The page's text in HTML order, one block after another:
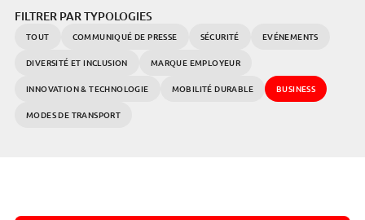
FILTRER PAR TYPOLOGIES
TOUT COMMUNIQUÉ DE PRESSE SÉCURITÉ EVÉNEMENTS
DIVERSITÉ ET INCLUSION MARQUE EMPLOYEUR
INNOVATION & TECHNOLOGIE MOBILITÉ DURABLE BUSINESS
MODES DE TRANSPORT